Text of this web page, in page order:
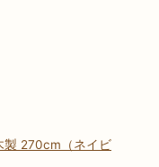
製 270cm（ネイビ